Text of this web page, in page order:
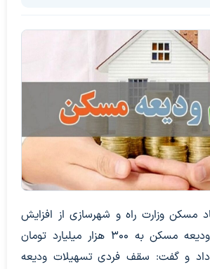
مسکن وزارت راه و شهرسازی از افزایش
چشمگیر اعتبارات ودیعه مسکن به ۳۰۰ هزار میلیارد تومان
داد و گفت: سقف فردی تسهیلات ودیعه